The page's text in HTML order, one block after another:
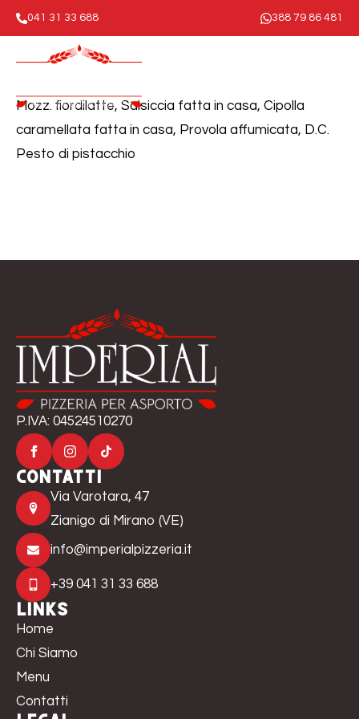
041 31 33 688 388 79 86 481
Mozz. fiordilatte, Salsiccia fatta in casa, Cipolla
caramellata fatta in casa, Provola affumicata, D.C.
Pesto di pistacchio
P.IVA: 04524510270
Contatti
Via Varotara, 47
Zianigo di Mirano (VE)
info@imperialpizzeria.it
+39 041 31 33 688
Links
Home
Chi Siamo
Menu
Contatti